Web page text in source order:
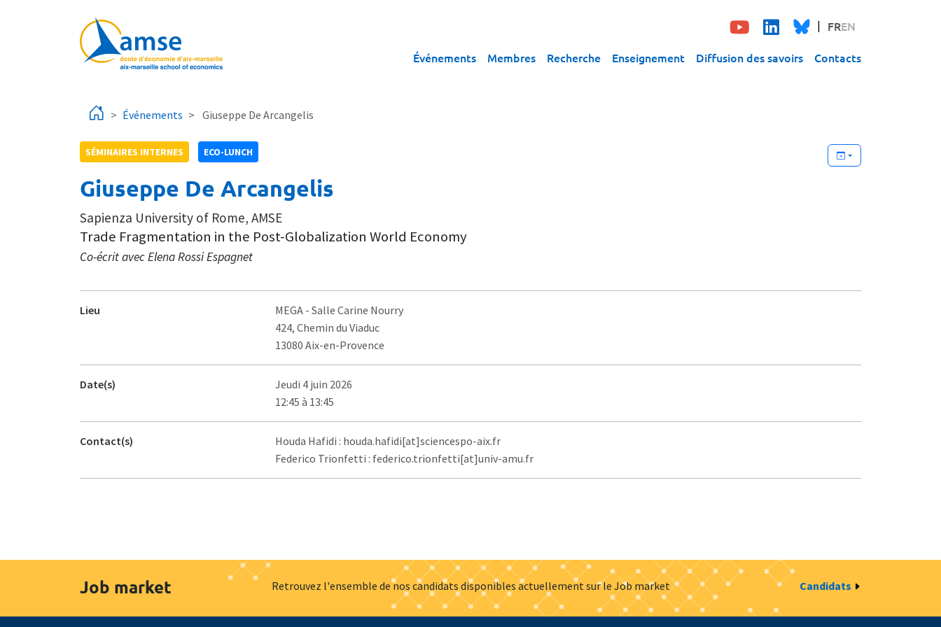
FREN
Événements Membres Recherche Enseignement Diffusion des savoirs Contacts
Événements Giuseppe De Arcangelis
SÉMINAIRES INTERNES ECO-LUNCH
Giuseppe De Arcangelis
Sapienza University of Rome, AMSE
Trade Fragmentation in the Post-Globalization World Economy
Co-écrit avec Elena Rossi Espagnet
Lieu MEGA - Salle Carine Nourry
424, Chemin du Viaduc
13080 Aix-en-Provence
Date(s)
Jeudi 4 juin 2026
12:45 à 13:45
Contact(s)
Houda Hafidi : houda.hafidi[at]sciencespo-aix.fr
Federico Trionfetti : federico.trionfetti[at]univ-amu.fr
Job market Retrouvez l'ensemble de nos candidats disponibles actuellement sur le Job market Candidats